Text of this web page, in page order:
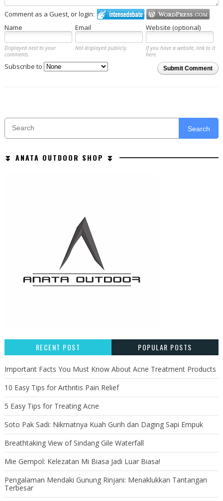
Comment as a Guest, or login:
Name
Email Website (optional)
Displayed next to your
comments.
Not displayed publicly.
If you have a website, link to it
here.
Submit Comment
Subscribe to
Search
⏬ ANATA OUTDOOR SHOP ⏬
RECENT POST POPULAR POSTS
Important Facts You Must Know About Acne Treatment Products
10 Easy Tips for Arthritis Pain Relief
5 Easy Tips for Treating Acne
Soto Pak Sadi: Nikmatnya Kuah Gurih dan Daging Sapi Empuk
Breathtaking View of Sindang Gile Waterfall
Mie Gempol: Kelezatan Mi Biasa Jadi Luar Biasa!
Pengalaman Mendaki Gunung Rinjani: Menaklukkan Tantangan
Terbesar